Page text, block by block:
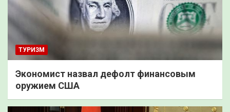
ТУРИЗМ
Экономист назвал дефолт финансовым
оружием США